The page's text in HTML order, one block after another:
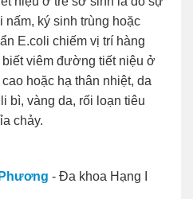
nấm, ký sinh trùng hoặc
E.coli chiếm vị trí hàng
viêm đường tiết niệu ở
hoặc hạ thân nhiệt, da
bì, vàng da, rối loạn tiêu
chảy.
- Đa khoa Hạng I